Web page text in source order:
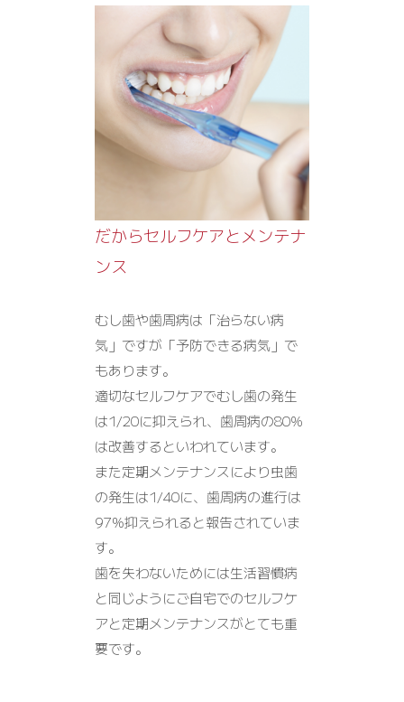
だからセルフケアとメンテナ
ンス
むし歯や歯周病は「治らない病
気」ですが「予防できる病気」で
もあります。
適切なセルフケアでむし歯の発生
は1/20に抑えられ、歯周病の80%
は改善するといわれています。
また定期メンテナンスにより虫歯
の発生は1/40に、歯周病の進行は
97％抑えられると報告されていま
す。
歯を失わないためには生活習慣病
と同じようにご自宅でのセルフケ
アと定期メンテナンスがとても重
要です。